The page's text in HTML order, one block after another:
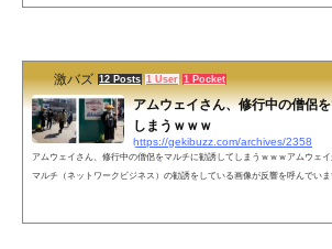
激バズ 12 Posts 1 User 1 Pocket
アムウェイさん、修行中の僧侶
しまうｗｗｗ
https://gekibuzz.com/archives/2358
アムウェイさん、修行中の僧侶をマルチに勧誘してしまうｗｗｗアムウェイ
マルチ（ネットワークビジネス）の勧誘をしている画像が反響を呼んでい